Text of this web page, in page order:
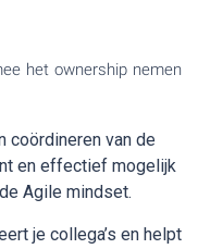
het ownership nemen
coördineren van de
en effectief mogelijk
Agile mindset.
je collega’s en helpt